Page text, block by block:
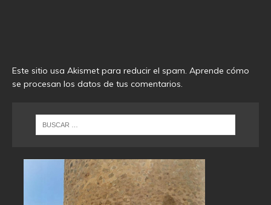
Este sitio usa Akismet para reducir el spam. Aprende cómo
se procesan los datos de tus comentarios